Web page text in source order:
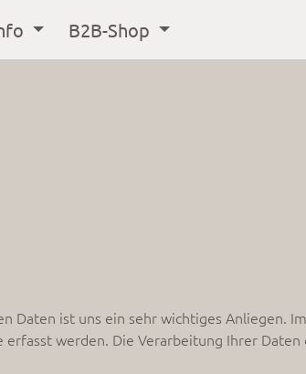
B2B-Shop
Daten ist uns ein sehr wichtiges Anliegen.
werden. Die Verarbeitung Ihrer